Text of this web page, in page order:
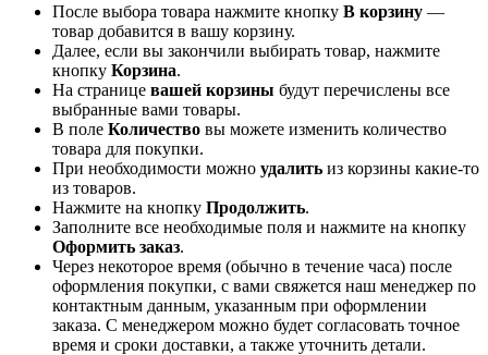
После выбора товара нажмите кнопку В корзину —
товар добавится в вашу корзину.
Далее, если вы закончили выбирать товар, нажмите
кнопку Корзина.
На странице вашей корзины будут перечислены все
выбранные вами товары.
В поле Количество вы можете изменить количество
товара для покупки.
При необходимости можно удалить из корзины какие-то
из товаров.
Нажмите на кнопку Продолжить.
Заполните все необходимые поля и нажмите на кнопку
Оформить заказ.
Через некоторое время (обычно в течение часа) после
оформления покупки, с вами свяжется наш менеджер по
контактным данным, указанным при оформлении
заказа. С менеджером можно будет согласовать точное
время и сроки доставки, а также уточнить детали.